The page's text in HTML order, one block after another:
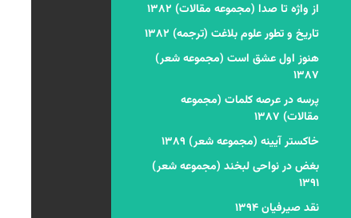
از واژه تا صدا (مجموعه مقالات) ۱۳۸۲
تاریخ و تطور علوم بلاغت (ترجمه) ۱۳۸۲
هنوز اول عشق است (مجموعه شعر)
۱۳۸۷
پرسه در عرصه کلمات (مجموعه
مقالات) ۱۳۸۷
خاکستر آیینه (مجموعه شعر) ۱۳۸۹
بغض در نواحی لبخند (مجموعه شعر)
۱۳۹۱
نقد صیرفیان ۱۳۹۴